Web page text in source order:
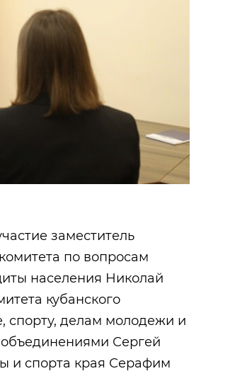
заместитель
по вопросам
населения Николай
кубанского
спорту, делам молодежи и
Сергей
и спорта края Серафим